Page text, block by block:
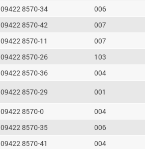
09422 8570-34
006
09422 8570-42
007
09422 8570-11
007
09422 8570-26
103
09422 8570-36
004
09422 8570-29 001
09422 8570-0
004
09422 8570-35
006
09422 8570-41
004